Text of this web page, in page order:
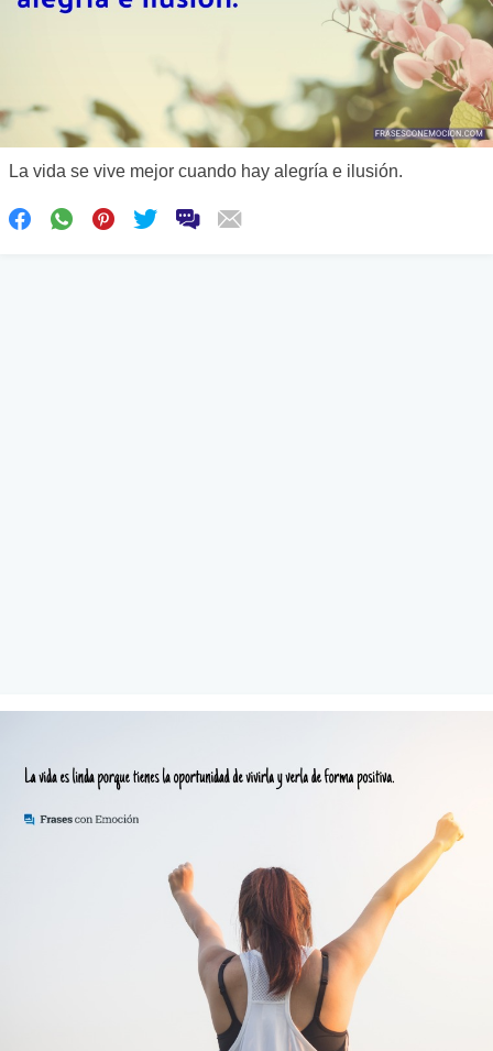
La vida se vive mejor cuando hay alegría e ilusión.